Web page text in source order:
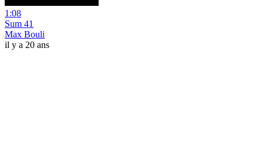
1:08
Sum 41
Max Bouli
il y a 20 ans